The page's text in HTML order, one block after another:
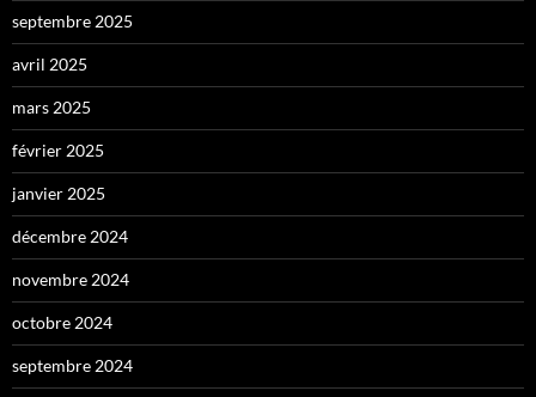
septembre 2025
avril 2025
mars 2025
février 2025
janvier 2025
décembre 2024
novembre 2024
octobre 2024
septembre 2024